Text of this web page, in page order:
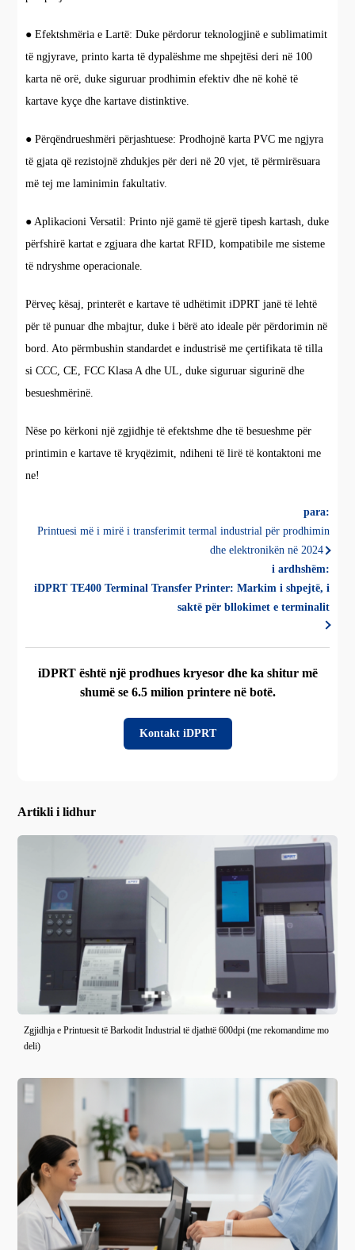
● Efektshmëria e Lartë: Duke përdorur teknologjinë e sublimatimit
të ngjyrave, printo karta të dypalëshme me shpejtësi deri në 100
karta në orë, duke siguruar prodhimin efektiv dhe në kohë të
kartave kyçe dhe kartave distinktive.
● Përqëndrueshmëri përjashtuese: Prodhojnë karta PVC me ngjyra
të gjata që rezistojnë zhdukjes për deri në 20 vjet, të përmirësuara
më tej me laminimin fakultativ.
● Aplikacioni Versatil: Printo një gamë të gjerë tipesh kartash, duke
përfshirë kartat e zgjuara dhe kartat RFID, kompatibile me sisteme
të ndryshme operacionale.
Përveç kësaj, printerët e kartave të udhëtimit iDPRT janë të lehtë
për të punuar dhe mbajtur, duke i bërë ato ideale për përdorimin në
bord. Ato përmbushin standardet e industrisë me çertifikata të tilla
si CCC, CE, FCC Klasa A dhe UL, duke siguruar sigurinë dhe
besueshmërinë.
Nëse po kërkoni një zgjidhje të efektshme dhe të besueshme për
printimin e kartave të kryqëzimit, ndiheni të lirë të kontaktoni me
ne!
para:
Printuesi më i mirë i transferimit termal industrial për prodhimin
dhe elektronikën në 2024
i ardhshëm:
iDPRT TE400 Terminal Transfer Printer: Markim i shpejtë, i
saktë për bllokimet e terminalit
iDPRT është një prodhues kryesor dhe ka shitur më
shumë se 6.5 milion printere në botë.
Kontakt iDPRT
Artikli i lidhur
Zgjidhja e Printuesit të Barkodit Industrial të djathtë 600dpi (me rekomandime mo
deli)